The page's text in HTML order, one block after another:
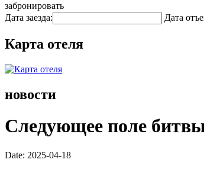
забронировать
Дата заезда:
Дата
Карта отеля
новости
Следующее поле
Date: 2025-04-18